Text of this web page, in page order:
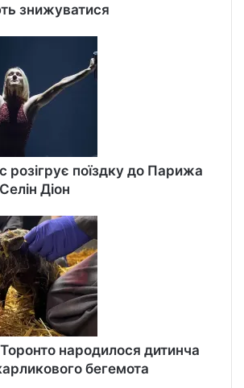
знижуватися
розігрує поїздку до Парижа
Діон
народилося дитинча
бегемота